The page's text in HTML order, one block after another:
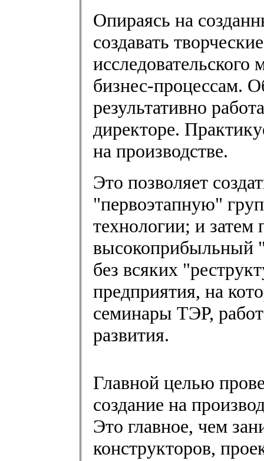
Опираясь на
создавать
бизнес-процессам.
результативно
директоре.
на производстве.
Это позволяет
"первоэтапную"
технологии; и затем
высокоприбыльный
без всяких
предприятия, на
семинары ТЭР,
развития.
Главной целью
создание на
Это главное, чем
конструкторов,